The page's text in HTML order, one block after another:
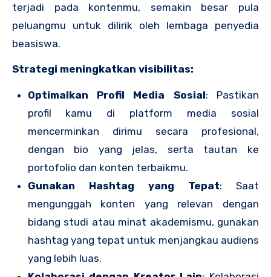
terjadi pada kontenmu, semakin besar pula
peluangmu untuk dilirik oleh lembaga penyedia
beasiswa.
Strategi meningkatkan visibilitas:
Optimalkan Profil Media Sosial: Pastikan
profil kamu di platform media sosial
mencerminkan dirimu secara profesional,
dengan bio yang jelas, serta tautan ke
portofolio dan konten terbaikmu.
Gunakan Hashtag yang Tepat: Saat
mengunggah konten yang relevan dengan
bidang studi atau minat akademismu, gunakan
hashtag yang tepat untuk menjangkau audiens
yang lebih luas.